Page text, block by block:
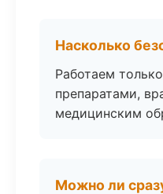
Насколько
Работаем
препаратами,
медицинским
Можно ли